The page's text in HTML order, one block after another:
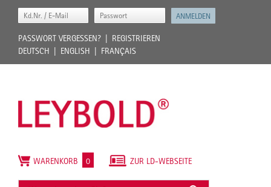
PASSWORT VERGESSEN?
REGISTRIEREN
DEUTSCH
ENGLISH FRANÇAIS
ZUR LD-WEBSEITE
WARENKORB 0